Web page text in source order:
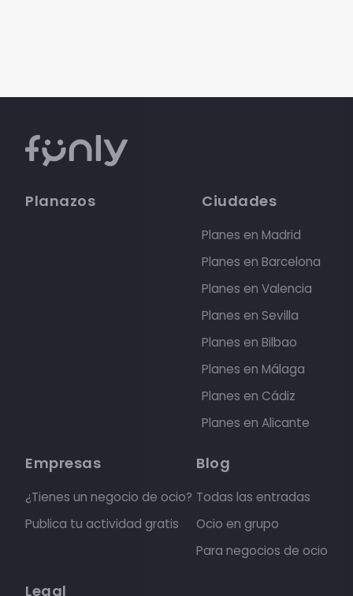
Planazos Ciudades
Planes en Madrid
Planes en Barcelona
Planes en Valencia
Planes en Sevilla
Planes en Bilbao
Planes en Málaga
Planes en Cádiz
Planes en Alicante
Empresas
¿Tienes un negocio de ocio?
Publica tu actividad gratis
Blog
Todas las entradas
Ocio en grupo
Para negocios de ocio
Legal